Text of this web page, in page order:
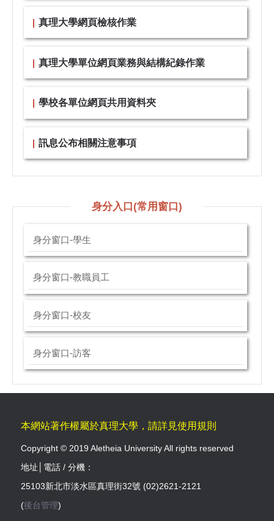
真理大學網頁檢核作業
真理大學單位網頁業務與結構紀錄作業
學校各單位網頁共用資料夾
訊息公布相關注意事項
身分入口(常用窗口)
身分窗口-學生
身分窗口-教職員工
身分窗口-校友
身分窗口-訪客
本網站著作權屬於真理大學，請詳見使用規則
Copyright © 2019 Aletheia University All rights reserved
地址│電話 / 分機：
25103新北市淡水區真理街32號 (02)2621-2121
(後台管理)